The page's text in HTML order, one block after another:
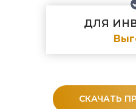
ДЛЯ
СКАЧАТЬ